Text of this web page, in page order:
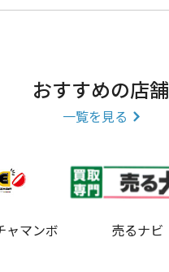
おすすめの店舗
一覧を見る
ャマンボ
売るナビ